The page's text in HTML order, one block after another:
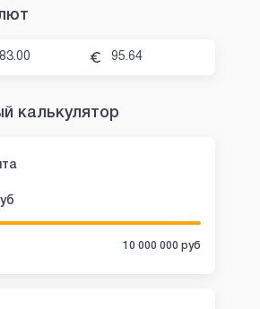
83.00 95.64
калькулятор
10 000 000 руб